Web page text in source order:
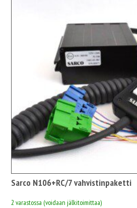
Sarco N106+RC/7 vahvistinpaketti
2 varastossa (voidaan jälkitoimittaa)